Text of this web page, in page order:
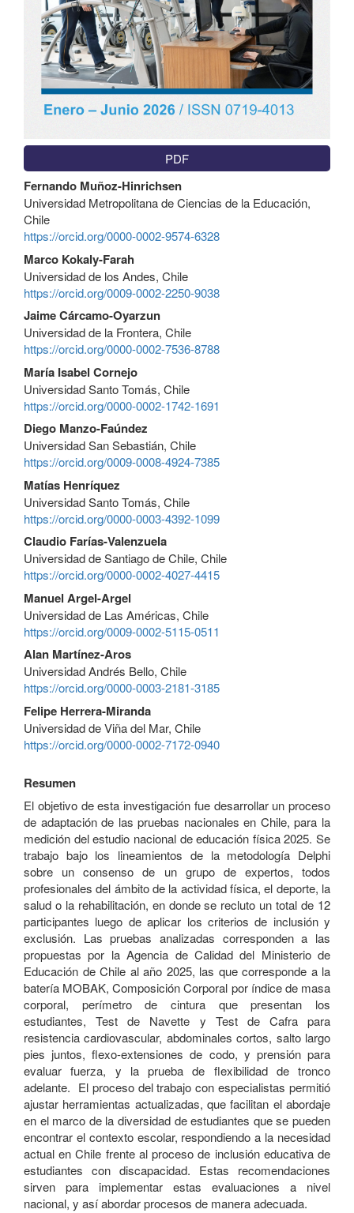
PDF
Contenido
principal
del
artículo
Fernando Muñoz-Hinrichsen
Universidad Metropolitana de Ciencias de la Educación,
Chile
https://orcid.org/0000-0002-9574-6328
Marco Kokaly-Farah
Universidad de los Andes, Chile
https://orcid.org/0009-0002-2250-9038
Jaime Cárcamo-Oyarzun
Universidad de la Frontera, Chile
https://orcid.org/0000-0002-7536-8788
María Isabel Cornejo
Universidad Santo Tomás, Chile
https://orcid.org/0000-0002-1742-1691
Diego Manzo-Faúndez
Universidad San Sebastián, Chile
https://orcid.org/0009-0008-4924-7385
Matías Henríquez
Universidad Santo Tomás, Chile
https://orcid.org/0000-0003-4392-1099
Claudio Farías-Valenzuela
Universidad de Santiago de Chile, Chile
https://orcid.org/0000-0002-4027-4415
Manuel Argel-Argel
Universidad de Las Américas, Chile
https://orcid.org/0009-0002-5115-0511
Alan Martínez-Aros
Universidad Andrés Bello, Chile
https://orcid.org/0000-0003-2181-3185
Felipe Herrera-Miranda
Universidad de Viña del Mar, Chile
https://orcid.org/0000-0002-7172-0940
Resumen
El objetivo de esta investigación fue desarrollar un proceso
de adaptación de las pruebas nacionales en Chile, para la
medición del estudio nacional de educación física 2025. Se
trabajo bajo los lineamientos de la metodología Delphi
sobre un consenso de un grupo de expertos, todos
profesionales del ámbito de la actividad física, el deporte, la
salud o la rehabilitación, en donde se recluto un total de 12
participantes luego de aplicar los criterios de inclusión y
exclusión. Las pruebas analizadas corresponden a las
propuestas por la Agencia de Calidad del Ministerio de
Educación de Chile al año 2025, las que corresponde a la
batería MOBAK, Composición Corporal por índice de masa
corporal, perímetro de cintura que presentan los
estudiantes, Test de Navette y Test de Cafra para
resistencia cardiovascular, abdominales cortos, salto largo
pies juntos, flexo-extensiones de codo, y prensión para
evaluar fuerza, y la prueba de flexibilidad de tronco
adelante. El proceso del trabajo con especialistas permitió
ajustar herramientas actualizadas, que facilitan el abordaje
en el marco de la diversidad de estudiantes que se pueden
encontrar el contexto escolar, respondiendo a la necesidad
actual en Chile frente al proceso de inclusión educativa de
estudiantes con discapacidad. Estas recomendaciones
sirven para implementar estas evaluaciones a nivel
nacional, y así abordar procesos de manera adecuada.